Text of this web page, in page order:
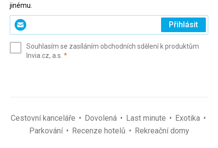
jinému.
Zadejte
svůj
(povinné)
Přihlásit
Souhlasím se zasíláním obchodních sdělení k produktům
Invia.cz, a.s. *(povinné)
Cestovní kanceláře Dovolená Last minute
Exotika
Parkování
Recenze hotelů Rekreační domy